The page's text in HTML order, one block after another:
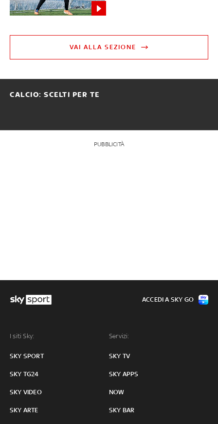
VAI ALLA SEZIONE
CALCIO: SCELTI PER TE
PUBBLICITÀ
I siti Sky:
SKY SPORT
SKY TG24
SKY VIDEO
SKY ARTE
Servizi:
SKY TV
SKY APPS
NOW
SKY BAR
ACCEDI A SKY GO